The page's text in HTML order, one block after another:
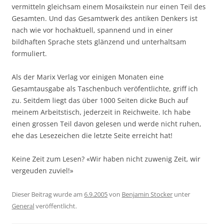
vermitteln gleichsam einem Mosaikstein nur einen Teil des
Gesamten. Und das Gesamtwerk des antiken Denkers ist
nach wie vor hochaktuell, spannend und in einer
bildhaften Sprache stets glänzend und unterhaltsam
formuliert.
Als der Marix Verlag vor einigen Monaten eine
Gesamtausgabe als Taschenbuch veröfentlichte, griff ich
zu. Seitdem liegt das über 1000 Seiten dicke Buch auf
meinem Arbeitstisch, jederzeit in Reichweite. Ich habe
einen grossen Teil davon gelesen und werde nicht ruhen,
ehe das Lesezeichen die letzte Seite erreicht hat!
Keine Zeit zum Lesen? «Wir haben nicht zuwenig Zeit, wir
vergeuden zuviel!»
Dieser Beitrag wurde am 6.9.2005von Benjamin Stocker unter
Generalveröffentlicht.